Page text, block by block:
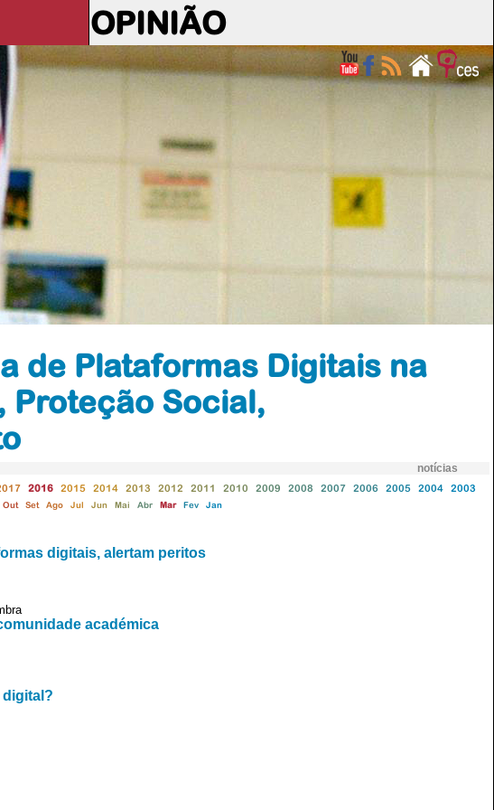
OPINIÃO
de Plataformas Digitais na
Proteção Social,
notícias
2016 2015 2014 2013 2012 2011 2010 2009 2008 2007 2006 2005 2004 2003
Out Set Ago Jul Jun Mai Abr Mar Fev Jan
digitais, alertam peritos
académica
digital?